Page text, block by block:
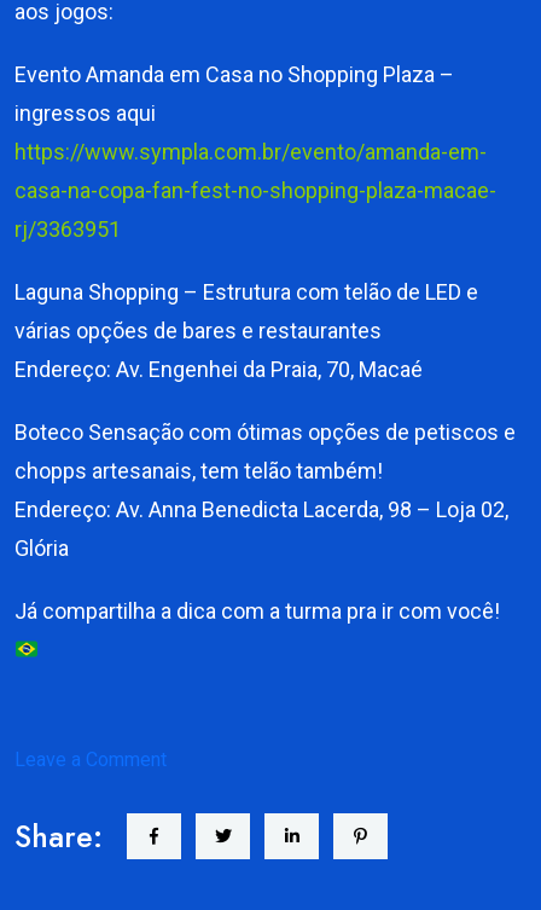
aos jogos:
Evento Amanda em Casa no Shopping Plaza –
ingressos aqui
https://www.sympla.com.br/evento/amanda-em-
casa-na-copa-fan-fest-no-shopping-plaza-macae-
rj/3363951
Laguna Shopping – Estrutura com telão de LED e
várias opções de bares e restaurantes
Endereço: Av. Engenhei da Praia, 70, Macaé
Boteco Sensação com ótimas opções de petiscos e
chopps artesanais, tem telão também!
Endereço: Av. Anna Benedicta Lacerda, 98 – Loja 02,
Glória
Já compartilha a dica com a turma pra ir com você!
Leave a Commenton
assistir
a
Share: